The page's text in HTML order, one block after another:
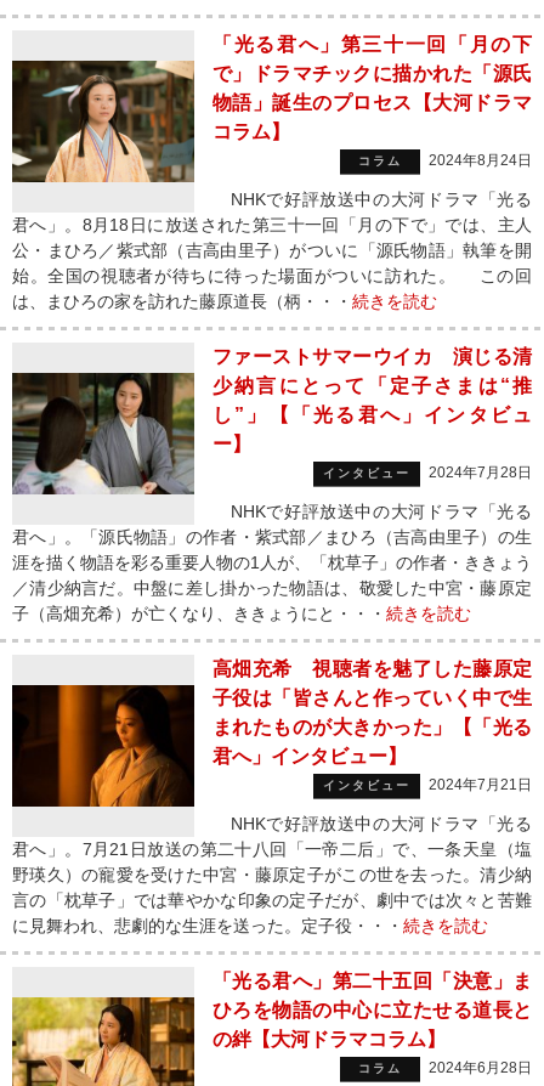
「光る君へ」第三十一回「月の下
で」ドラマチックに描かれた「源氏
物語」誕生のプロセス【大河ドラマ
コラム】
コラム 2024年8月24日
NHKで好評放送中の大河ドラマ「光る
君へ」。8月18日に放送された第三十一回「月の下で」では、主人
公・まひろ／紫式部（吉高由里子）がついに「源氏物語」執筆を開
始。全国の視聴者が待ちに待った場面がついに訪れた。 この回
は、まひろの家を訪れた藤原道長（柄・・・ 続きを読む
ファーストサマーウイカ 演じる清
少納言にとって「定子さまは“推
し”」【「光る君へ」インタビュ
ー】
インタビュー 2024年7月28日
NHKで好評放送中の大河ドラマ「光る
君へ」。「源氏物語」の作者・紫式部／まひろ（吉高由里子）の生
涯を描く物語を彩る重要人物の1人が、「枕草子」の作者・ききょう
／清少納言だ。中盤に差し掛かった物語は、敬愛した中宮・藤原定
子（高畑充希）が亡くなり、ききょうにと・・・ 続きを読む
高畑充希 視聴者を魅了した藤原定
子役は「皆さんと作っていく中で生
まれたものが大きかった」【「光る
君へ」インタビュー】
インタビュー 2024年7月21日
NHKで好評放送中の大河ドラマ「光る
君へ」。7月21日放送の第二十八回「一帝二后」で、一条天皇（塩
野瑛久）の寵愛を受けた中宮・藤原定子がこの世を去った。清少納
言の「枕草子」では華やかな印象の定子だが、劇中では次々と苦難
に見舞われ、悲劇的な生涯を送った。定子役・・・ 続きを読む
「光る君へ」第二十五回「決意」ま
ひろを物語の中心に立たせる道長と
の絆【大河ドラマコラム】
コラム 2024年6月28日